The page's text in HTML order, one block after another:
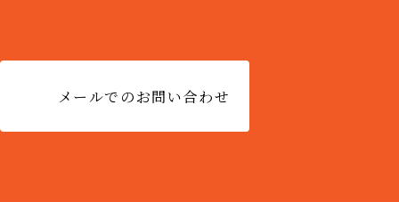
メールでのお問い合わせ